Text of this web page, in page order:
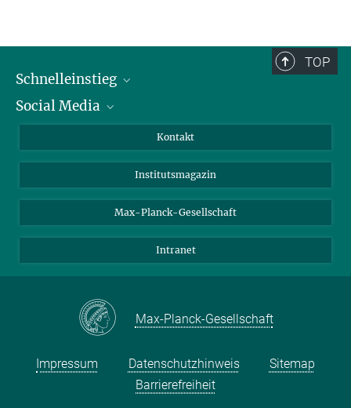
TOP
Schnelleinstieg
Alumni
Fördernde
Schulen
Studierende
Social Media
Bluesky
Facebook
YouTube
Kontakt
Institutsmagazin
Max-Planck-Gesellschaft
Intranet
Max-Planck-Gesellschaft
Impressum Datenschutzhinweis
Sitemap
Barrierefreiheit